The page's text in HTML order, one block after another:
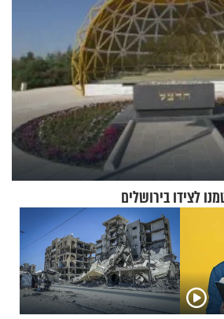
לצידו בירושלים